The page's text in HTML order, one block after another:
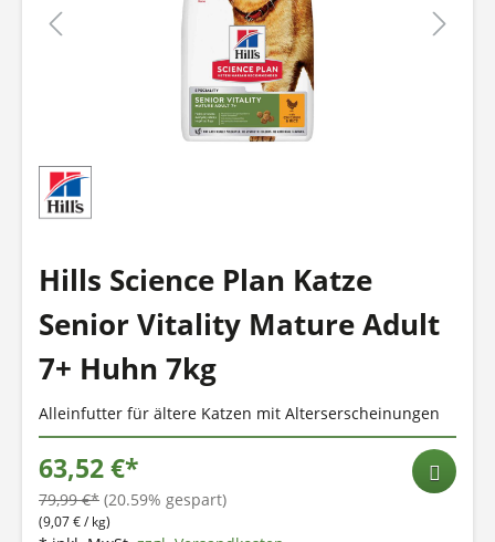
Hills Science Plan Katze
Senior Vitality Mature Adult
7+ Huhn 7kg
Alleinfutter für ältere Katzen mit Alterserscheinungen
63,52 €*
79,99 €* (20.59% gespart)
(9,07 € / kg)